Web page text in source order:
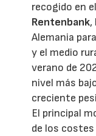
recogido en el
Rentenbank,
Alemania
y el medio
verano de
nivel más
creciente
El principal
de los